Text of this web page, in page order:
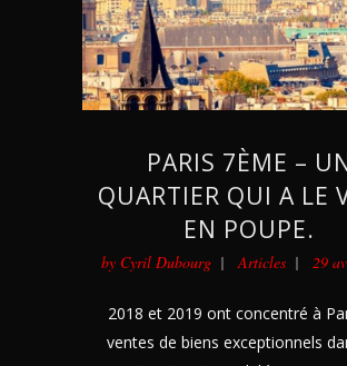
PARIS 7ÈME –
QUARTIER QUI A LE
EN POUPE.
by Cyril Dubourg Articles 29
2018 et 2019 ont concentré à
ventes de biens exceptionnels